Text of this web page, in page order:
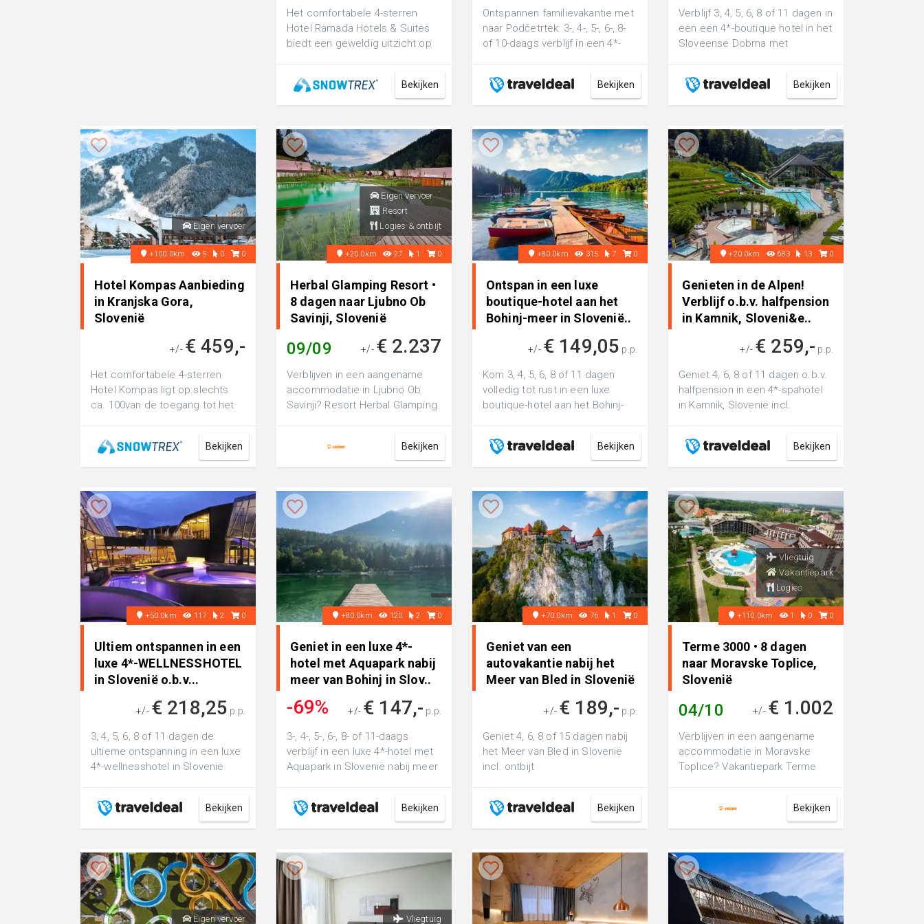
Het comfortabele 4-sterren
Hotel Ramada Hotels & Suites
biedt een geweldig uitzicht op
Bekijken
Ontspannen familievakantie met
naar Podčetrtek: 3-, 4-, 5-, 6-, 8-
of 10-daags verblijf in een 4*-
Bekijken
Verblijf 3, 4, 5, 6, 8 of 11 dagen in
een een 4*-boutique hotel in het
Sloveense Dobrna met
Bekijken
Eigen vervoer
+100.0km 5 0 0
Hotel Kompas Aanbieding
in Kranjska Gora,
Slovenië
+/- € 459,-
Het comfortabele 4-sterren
Hotel Kompas ligt op slechts
ca. 100van de toegang tot het
Bekijken
Eigen vervoer
Resort
Logies & ontbijt
+20.0km 27 1 0
Herbal Glamping Resort •
8 dagen naar Ljubno Ob
Savinji, Slovenië
09/09 +/- € 2.237
Verblijven in een aangename
accommodatie in Ljubno Ob
Savinji? Resort Herbal Glamping
Bekijken
+80.0km 315 7 0
Ontspan in een luxe
boutique-hotel aan het
Bohinj-meer in Slovenië..
+/- € 149,05 p.p.
Kom 3, 4, 5, 6, 8 of 11 dagen
volledig tot rust in een luxe
boutique-hotel aan het Bohinj-
Bekijken
+20.0km 683 13 0
Genieten in de Alpen!
Verblijf o.b.v. halfpension
in Kamnik, Sloveni&e..
+/- € 259,- p.p.
Geniet 4, 6, 8 of 11 dagen o.b.v.
halfpension in een 4*-spahotel
in Kamnik, Slovenië incl.
Bekijken
+50.0km 117 2 0
Ultiem ontspannen in een
luxe 4*-WELLNESSHOTEL
in Slovenië o.b.v...
+/- € 218,25 p.p.
3, 4, 5, 6, 8 of 11 dagen de
ultieme ontspanning in een luxe
4*-wellnesshotel in Slovenië
Bekijken
+80.0km 120 2 0
Geniet in een luxe 4*-
hotel met Aquapark nabij
meer van Bohinj in Slov..
-69% +/- € 147,- p.p.
3-, 4-, 5-, 6-, 8- of 11-daags
verblijf in een luxe 4*-hotel met
Aquapark in Slovenië nabij meer
Bekijken
+70.0km 76 1 0
Geniet van een
autovakantie nabij het
Meer van Bled in Slovenië
+/- € 189,- p.p.
Geniet 4, 6, 8 of 15 dagen nabij
het Meer van Bled in Slovenië
incl. ontbijt
Bekijken
Vliegtuig
Vakantiepark
Logies
+110.0km 1 0 0
Terme 3000 • 8 dagen
naar Moravske Toplice,
Slovenië
04/10 +/- € 1.002
Verblijven in een aangename
accommodatie in Moravske
Toplice? Vakantiepark Terme
Bekijken
Eigen vervoer Vliegtuig